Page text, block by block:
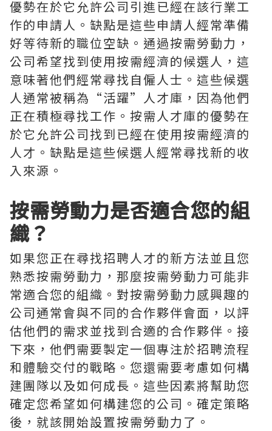
優勢在於它允許公司引進已經在該行業工
作的申請人。缺點是這些申請人經常準備
好等待新的職位空缺。通過按需勞動力，
公司希望找到使用按需經濟的候選人，這
意味著他們經常尋找自僱人士。這些候選
人通常被稱為“活躍”人才庫，因為他們
正在積極尋找工作。按需人才庫的優勢在
於它允許公司找到已經在使用按需經濟的
人才。缺點是這些候選人經常尋找新的收
入來源。
按需勞動力是否適合您的組
織？
如果您正在尋找招聘人才的新方法並且您
熟悉按需勞動力，那麼按需勞動力可能非
常適合您的組織。對按需勞動力感興趣的
公司通常會與不同的合作夥伴會面，以評
估他們的需求並找到合適的合作夥伴。接
下來，他們需要製定一個專注於招聘流程
和體驗交付的戰略。您還需要考慮如何構
建團隊以及如何成長。這些因素將幫助您
確定您希望如何構建您的公司。確定策略
後，就該開始設置按需勞動力了。